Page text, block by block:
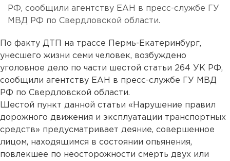
РФ, сообщили агентству ЕАН в пресс-службе ГУ
МВД РФ по Свердловской области.
По факту ДТП на трассе Пермь-Екатеринбург,
унесшего жизни семи человек, возбуждено
уголовное дело по части шестой статьи 264 УК РФ,
сообщили агентству ЕАН в пресс-службе ГУ МВД
РФ по Свердловской области.
Шестой пункт данной статьи «Нарушение правил
дорожного движения и эксплуатации транспортных
средств» предусматривает деяние, совершенное
лицом, находящимся в состоянии опьянения,
повлекшее по неосторожности смерть двух или